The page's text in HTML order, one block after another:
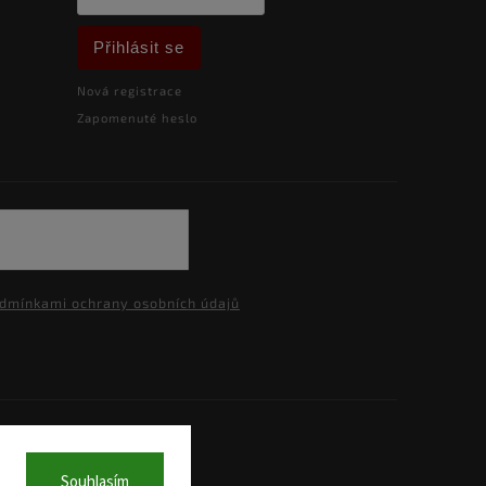
Přihlásit se
Nová registrace
Zapomenuté heslo
ochrany osobních údajů